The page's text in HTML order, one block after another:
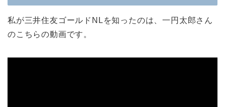
私が三井住友ゴールドNLを知ったのは、一円太郎さん
のこちらの動画です。